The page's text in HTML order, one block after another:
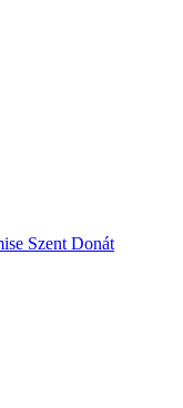
Szent Donát